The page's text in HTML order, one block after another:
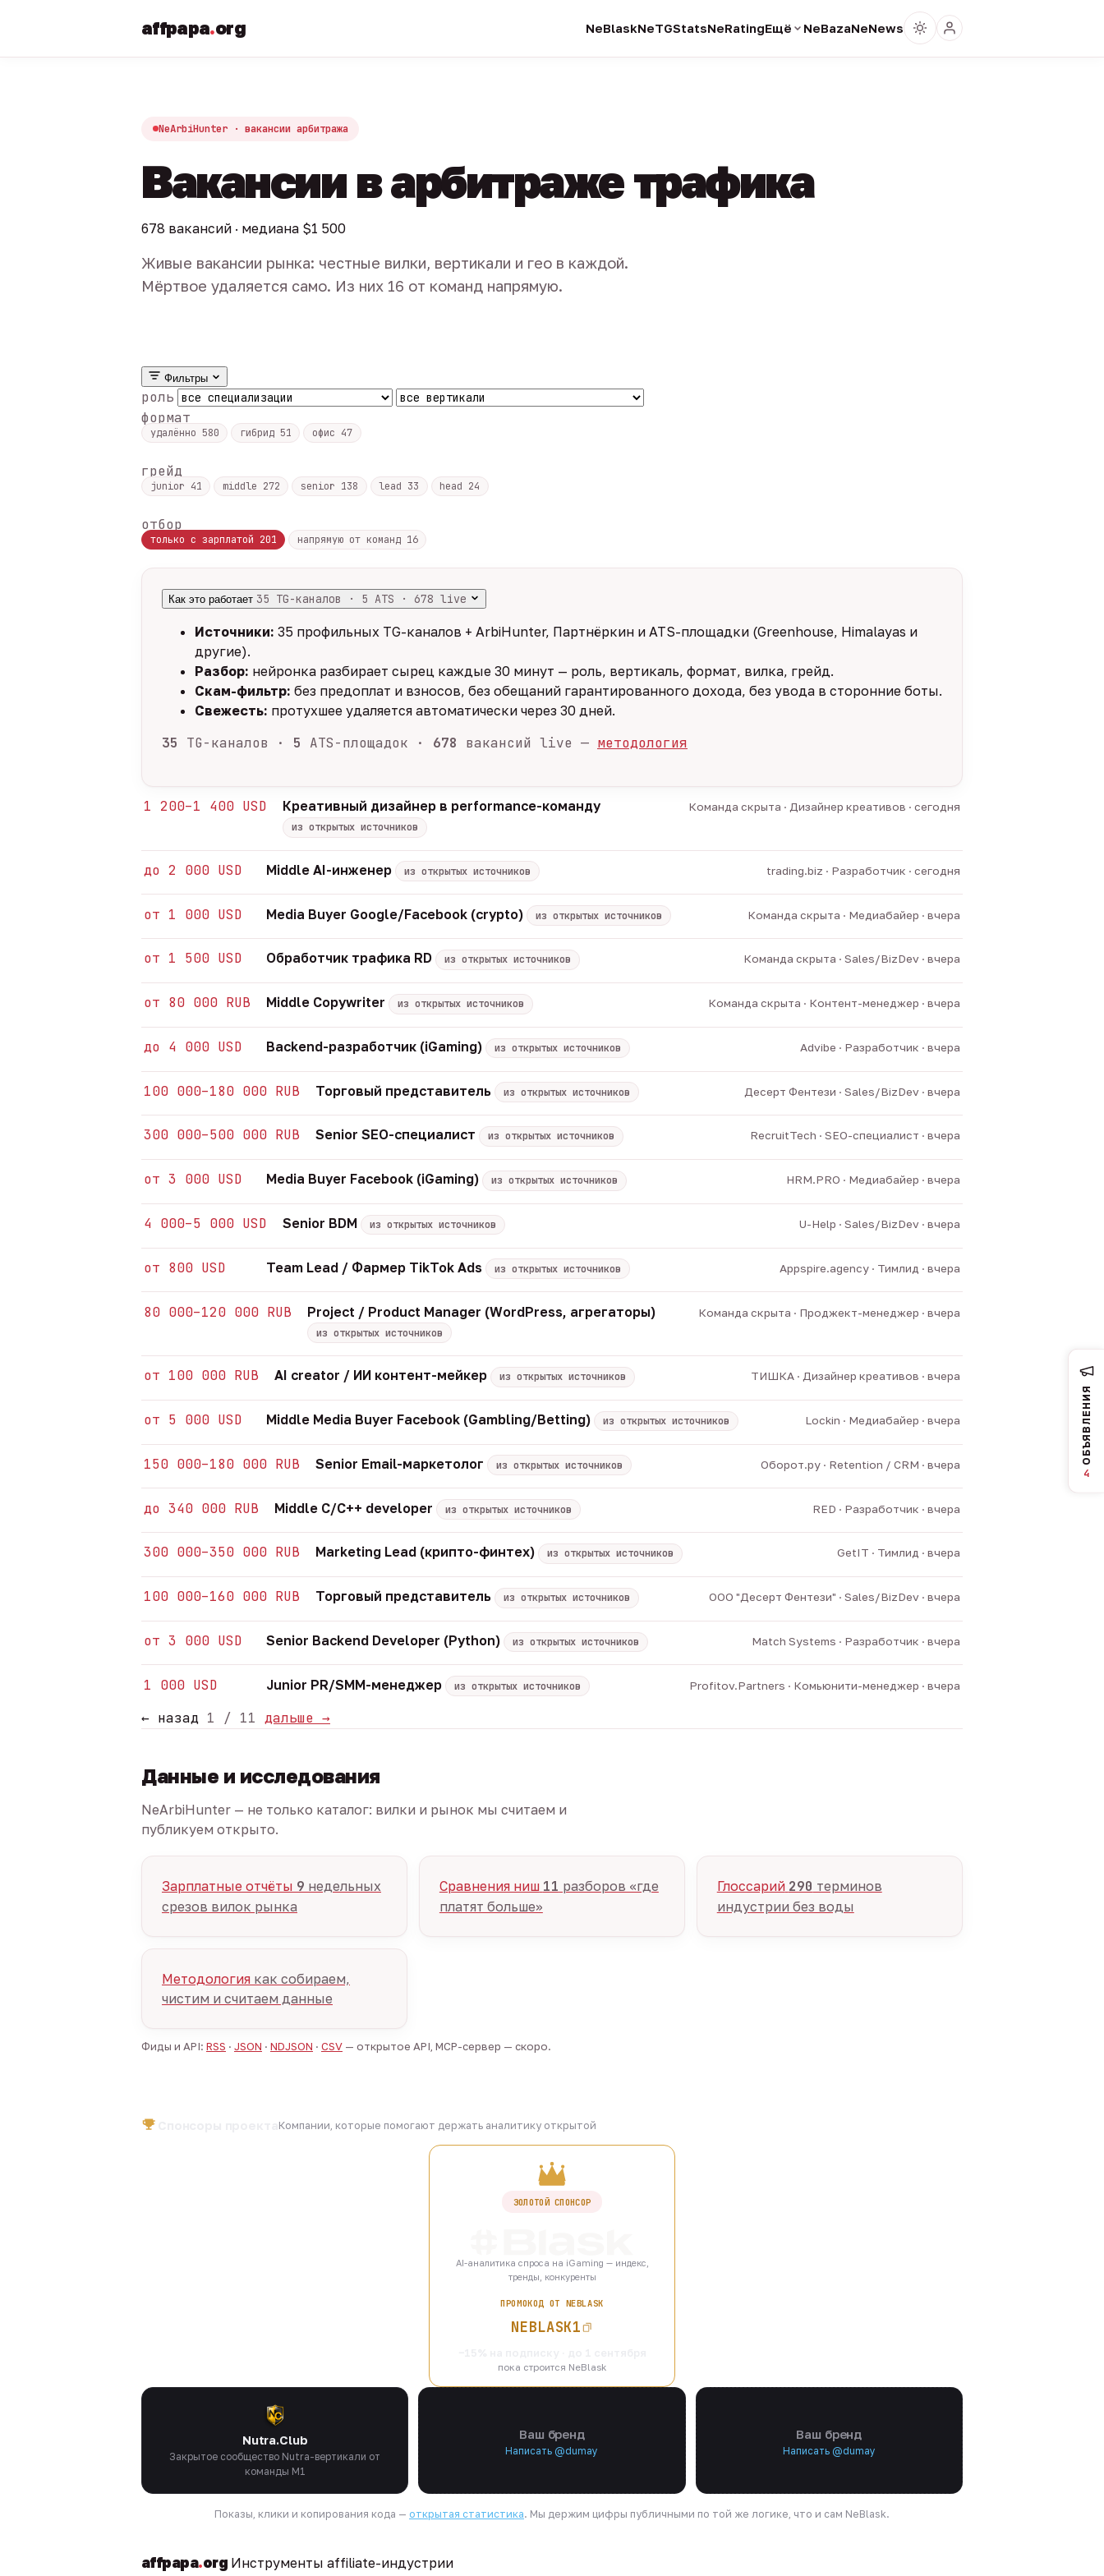
affpapa.org NeBlaskNeTGStatsNeRatingЕщё NeBazaNeNews
NeArbiHunter · вакансии арбитража
Вакансии в арбитраже трафика
678 вакансий · медиана $1 500
Живые вакансии рынка: честные вилки, вертикали и гео в каждой.
Мёртвое удаляется само. Из них 16 от команд напрямую.
Фильтры
роль
формат
удалённо 580 гибрид 51 офис 47
грейд
junior 41 middle 272 senior 138 lead 33 head 24
отбор
только с зарплатой 201 напрямую от команд 16
Как это работает 35 TG-каналов · 5 ATS · 678 live
Источники: 35 профильных TG-каналов + ArbiHunter, Партнёркин и ATS-площадки (Greenhouse, Himalayas и
другие).
Разбор: нейронка разбирает сырец каждые 30 минут — роль, вертикаль, формат, вилка, грейд.
Скам-фильтр: без предоплат и взносов, без обещаний гарантированного дохода, без увода в сторонние боты.
Свежесть: протухшее удаляется автоматически через 30 дней.
35 TG-каналов · 5 ATS-площадок · 678 вакансий live — методология
1 200–1 400 USD Креативный дизайнер в performance-команду
из открытых источников
Команда скрыта · Дизайнер креативов · сегодня
до 2 000 USD Middle AI-инженер из открытых источников trading.biz · Разработчик · сегодня
от 1 000 USD Media Buyer Google/Facebook (crypto) из открытых источников Команда скрыта · Медиабайер · вчера
от 1 500 USD Обработчик трафика RD из открытых источников Команда скрыта · Sales/BizDev · вчера
от 80 000 RUB Middle Copywriter из открытых источников Команда скрыта · Контент-менеджер · вчера
до 4 000 USD Backend-разработчик (iGaming) из открытых источников Advibe · Разработчик · вчера
100 000–180 000 RUB Торговый представитель из открытых источников Десерт Фентези · Sales/BizDev · вчера
300 000–500 000 RUB Senior SEO-специалист из открытых источников RecruitTech · SEO-специалист · вчера
от 3 000 USD Media Buyer Facebook (iGaming) из открытых источников HRM.PRO · Медиабайер · вчера
4 000–5 000 USD Senior BDM из открытых источников U-Help · Sales/BizDev · вчера
от 800 USD Team Lead / Фармер TikTok Ads из открытых источников Appspire.agency · Тимлид · вчера
80 000–120 000 RUB Project / Product Manager (WordPress, агрегаторы)
из открытых источников
Команда скрыта · Проджект-менеджер · вчера
от 100 000 RUB AI creator / ИИ контент-мейкер из открытых источников ТИШКА · Дизайнер креативов · вчера
от 5 000 USD Middle Media Buyer Facebook (Gambling/Betting) из открытых источников Lockin · Медиабайер · вчера
150 000–180 000 RUB Senior Email-маркетолог из открытых источников Оборот.ру · Retention / CRM · вчера
до 340 000 RUB Middle C/C++ developer из открытых источников RED · Разработчик · вчера
300 000–350 000 RUB Marketing Lead (крипто-финтех) из открытых источников GetIT · Тимлид · вчера
100 000–160 000 RUB Торговый представитель из открытых источников ООО "Десерт Фентези" · Sales/BizDev · вчера
от 3 000 USD Senior Backend Developer (Python) из открытых источников Match Systems · Разработчик · вчера
1 000 USD Junior PR/SMM-менеджер из открытых источников Profitov.Partners · Комьюнити-менеджер · вчера
← назад 1 / 11 дальше →
Данные и исследования
NeArbiHunter — не только каталог: вилки и рынок мы считаем и
публикуем открыто.
Зарплатные отчёты 9 недельных
срезов вилок рынка
Сравнения ниш 11 разборов «где
платят больше»
Глоссарий 290 терминов
индустрии без воды
Методология как собираем,
чистим и считаем данные
Фиды и API: RSS · JSON · NDJSON · CSV — открытое API, MCP-сервер — скоро.
ОБЪЯВЛЕНИЯ
4
Компании, которые помогают держать аналитику открытой
ЗОЛОТОЙ СПОНСОР
AI-аналитика спроса на iGaming — индекс,
тренды, конкуренты
ПРОМОКОД ОТ NEBLASK
NEBLASK1
пока строится NeBlask
Nutra.Club
Закрытое сообщество Nutra-вертикали от
команды M1
Ваш бренд
Написать @dumay
Ваш бренд
Написать @dumay
Показы, клики и копирования кода — открытая статистика. Мы держим цифры публичными по той же логике, что и сам NeBlask.
affpapa.org Инструменты affiliate-индустрии